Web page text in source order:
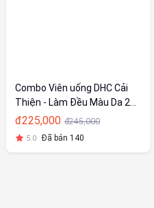
Combo Viên uống DHC Cải
Thiện - Làm Đều Màu Da 20
Ngày (Kẽm & Adlay)
đ225,000 đ245,000
5.0 Đã bán 140